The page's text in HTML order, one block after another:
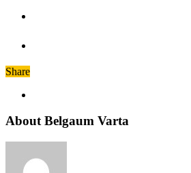
Share
About Belgaum Varta